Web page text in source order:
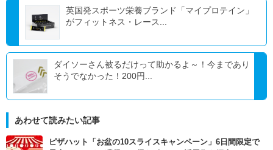
英国発スポーツ栄養ブランド「マイプロテイン」
がフィットネス・レース...
ダイソーさん被るだけって助かるよ～！今まであり
そうでなかった！200円...
あわせて読みたい記事
ピザハット「お盆の10スライスキャンペーン」6日間限定で